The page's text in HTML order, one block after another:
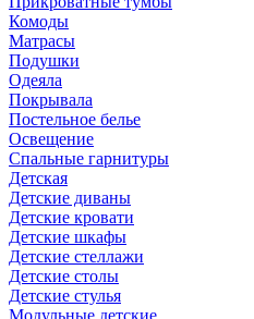
Комоды
Матрасы
Подушки
Одеяла
Покрывала
Постельное белье
Освещение
Спальные гарнитуры
Детская
Детские диваны
Детские кровати
Детские шкафы
Детские стеллажи
Детские столы
Детские стулья
Модульные детские